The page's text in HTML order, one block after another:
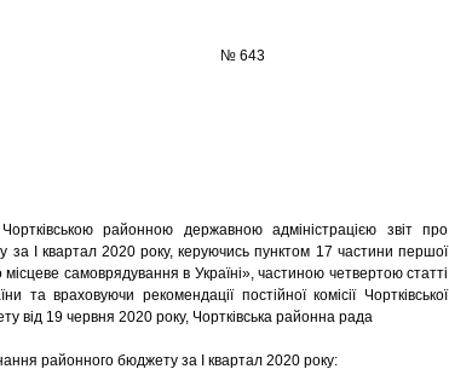
2020 року № 643
районною державною адміністрацією звіт про
за І квартал 2020 року, керуючись пунктом 17 частини першої
самоврядування в Україні», частиною четвертою статті
та враховуючи рекомендації постійної комісії Чортківської
від 19 червня 2020 року, Чортківська районна рада
районного бюджету за І квартал 2020 року: